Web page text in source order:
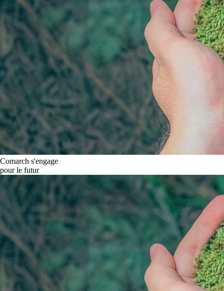
Comarch s'engage
pour le futur